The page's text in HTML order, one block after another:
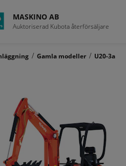
MASKINO AB
Auktoriserad Kubota återförsäljare
/ Gamla modeller / U20-3a